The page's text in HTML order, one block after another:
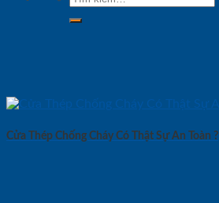
kiếm:
Cửa Thép Chống Cháy Có Thật Sự An Toàn ?